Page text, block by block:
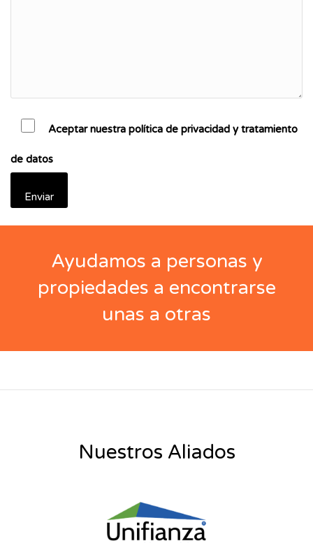
Aceptar nuestra política de privacidad y tratamiento
de datos
Ayudamos a personas y
propiedades a encontrarse
unas a otras
Nuestros Aliados